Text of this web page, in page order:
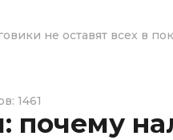
не оставят всех в
1461
почему